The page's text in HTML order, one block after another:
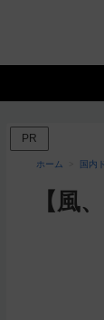
PR
ホーム 国内
【風